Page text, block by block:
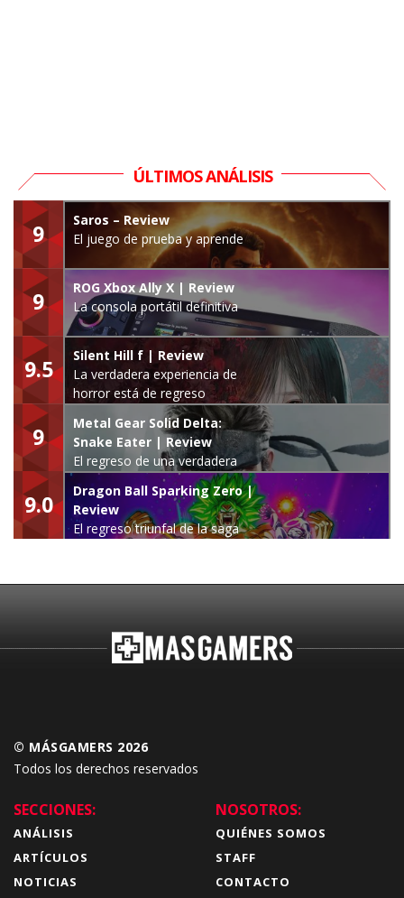
ÚLTIMOS ANÁLISIS
9
Saros – Review
El juego de prueba y aprende
9
ROG Xbox Ally X | Review
La consola portátil definitiva
9.5
Silent Hill f | Review
La verdadera experiencia de
horror está de regreso
9
Metal Gear Solid Delta:
Snake Eater | Review
El regreso de una verdadera
leyenda
9.0
Dragon Ball Sparking Zero |
Review
El regreso triunfal de la saga
© MÁSGAMERS 2026
Todos los derechos reservados
SECCIONES:
ANÁLISIS
ARTÍCULOS
NOTICIAS
NOSOTROS:
QUIÉNES SOMOS
STAFF
CONTACTO